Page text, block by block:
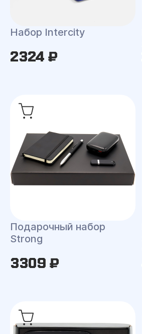
Набор Intercity
2324 ₽
Подарочный набор
Strong
3309 ₽